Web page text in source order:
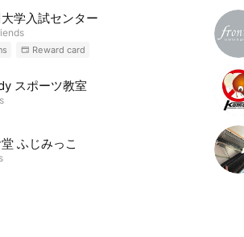
学入試センター
Reward card
スポーツ教室
ふじみっこ